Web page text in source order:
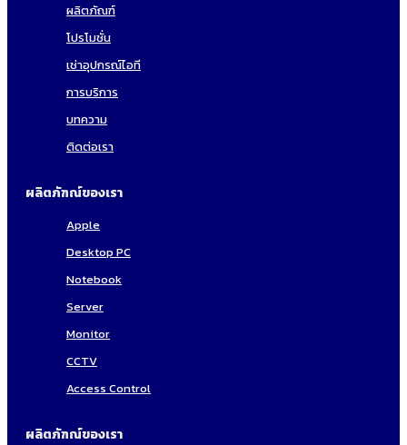
ผลิตภัณฑ์
โปรโมชั่น
เช่าอุปกรณ์ไอที
การบริการ
บทความ
ติดต่อเรา
ผลิตภัฑณ์ของเรา
Apple
Desktop PC
Notebook
Server
Monitor
CCTV
Access Control
ผลิตภัฑณ์ของเรา